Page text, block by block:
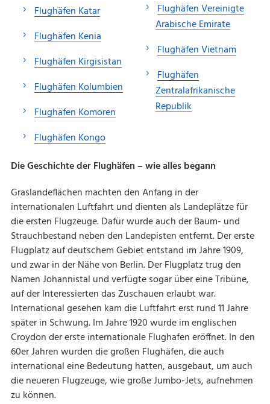
Flughäfen Katar
Flughäfen Kenia
Flughäfen Kirgisistan
Flughäfen Kolumbien
Flughäfen Komoren
Flughäfen Kongo
Flughäfen Vereinigte
Arabische Emirate
Flughäfen Vietnam
Flughäfen
Zentralafrikanische
Republik
Die Geschichte der Flughäfen – wie alles begann
Graslandeflächen machten den Anfang in der
internationalen Luftfahrt und dienten als Landeplätze für
die ersten Flugzeuge. Dafür wurde auch der Baum- und
Strauchbestand neben den Landepisten entfernt. Der erste
Flugplatz auf deutschem Gebiet entstand im Jahre 1909,
und zwar in der Nähe von Berlin. Der Flugplatz trug den
Namen Johannistal und verfügte sogar über eine Tribüne,
auf der Interessierten das Zuschauen erlaubt war.
International gesehen kam die Luftfahrt erst rund 11 Jahre
später in Schwung. Im Jahre 1920 wurde im englischen
Croydon der erste internationale Flughafen eröffnet. In den
60er Jahren wurden die großen Flughäfen, die auch
international eine Bedeutung hatten, ausgebaut, um auch
die neueren Flugzeuge, wie große Jumbo-Jets, aufnehmen
zu können.